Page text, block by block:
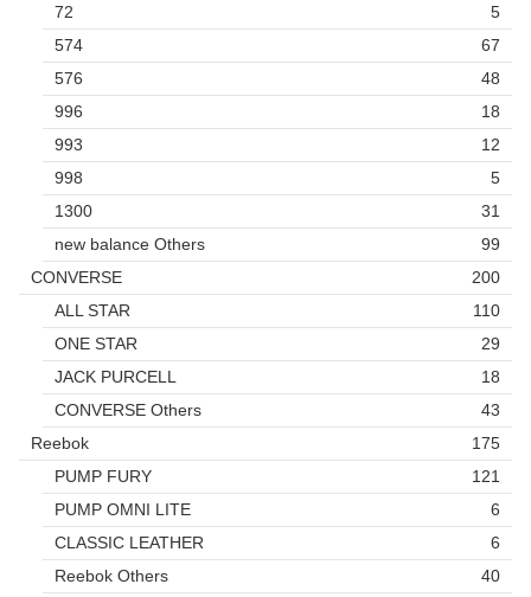
72
5
574
67
576
48
996
18
993
12
998
5
1300
31
new balance Others
99
CONVERSE
200
ALL STAR
110
ONE STAR
29
JACK PURCELL
18
CONVERSE Others
43
Reebok
175
PUMP FURY
121
PUMP OMNI LITE
6
CLASSIC LEATHER
6
Reebok Others
40